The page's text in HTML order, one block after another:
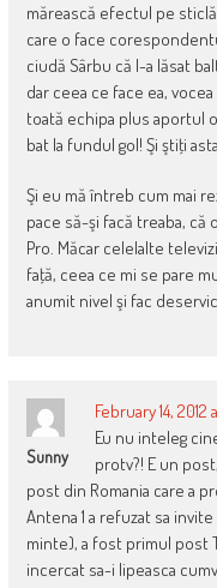
mărească efectul pe
care o face
ciudă Sârbu că l-a lăsat
dar ceea ce face ea,
toată echipa plus aportul
bat la fundul gol! Şi ştiţi
Şi eu mă întreb cum mai
pace să-şi facă treaba, că
Pro. Măcar celelalte
faţă, ceea ce mi se pare
anumit nivel şi fac
Sunny
February 14, 2012
Eu nu inteleg
protv?! E un
post din Romania care a
Antena 1 a refuzat sa
minte), a fost primul post
incercat sa-i lipeasca